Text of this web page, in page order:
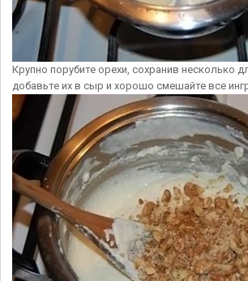
Крупно порубите орехи, сохранив несколько
добавьте их в сыр и хорошо смешайте все